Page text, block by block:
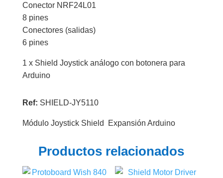
Conector NRF24L01
8 pines
Conectores (salidas)
6 pines
1 x Shield Joystick análogo con botonera para
Arduino
Ref: SHIELD-JY5110
Módulo Joystick Shield Expansión Arduino
Productos relacionados